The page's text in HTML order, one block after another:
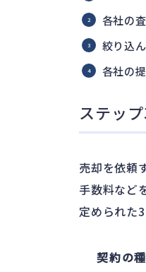
各社の
絞り込
各社の
ステッ
売却を依頼
手数料など
定められた3
契約の